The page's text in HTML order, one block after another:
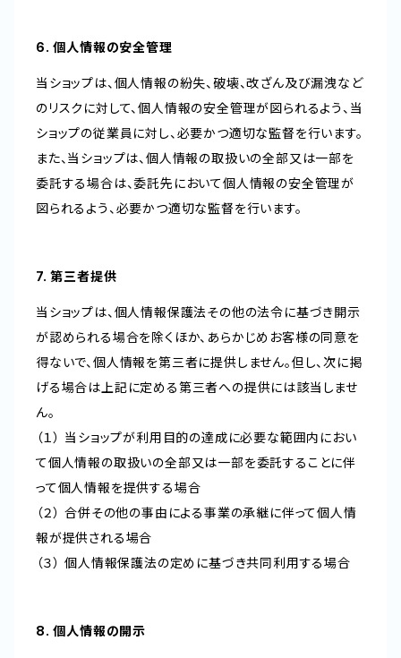
6. 個人情報の安全管理
当ショップは、個人情報の紛失、破壊、改ざん及び漏洩など
のリスクに対して、個人情報の安全管理が図られるよう、当
ショップの従業員に対し、必要かつ適切な監督を行います。
また、当ショップは、個人情報の取扱いの全部又は一部を
委託する場合は、委託先において個人情報の安全管理が
図られるよう、必要かつ適切な監督を行います。
7. 第三者提供
当ショップは、個人情報保護法その他の法令に基づき開示
が認められる場合を除くほか、あらかじめお客様の同意を
得ないで、個人情報を第三者に提供しません。但し、次に掲
げる場合は上記に定める第三者への提供には該当しませ
ん。
（１） 当ショップが利用目的の達成に必要な範囲内におい
て個人情報の取扱いの全部又は一部を委託することに伴
って個人情報を提供する場合
（２） 合併その他の事由による事業の承継に伴って個人情
報が提供される場合
（３） 個人情報保護法の定めに基づき共同利用する場合
8. 個人情報の開示